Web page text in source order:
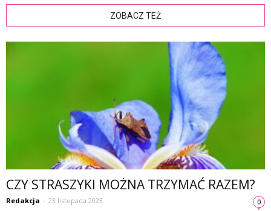
ZOBACZ TEŻ
CZY STRASZYKI MOŻNA TRZYMAĆ RAZEM?
Redakcja - 23 listopada 2023 0